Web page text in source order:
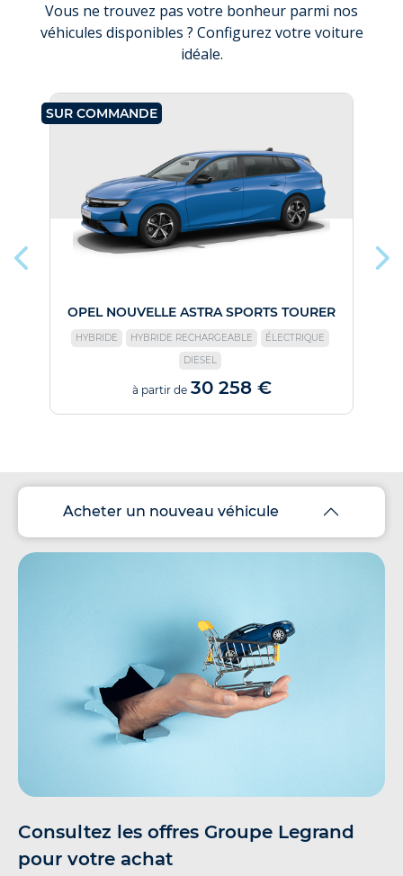
Vous ne trouvez pas votre bonheur parmi nos
véhicules disponibles ? Configurez votre voiture
idéale.
SUR COMMANDE
OPEL NOUVELLE ASTRA SPORTS TOURER
HYBRIDE HYBRIDE RECHARGEABLE
ÉLECTRIQUE
DIESEL
à partir de 30 258 €
Acheter un nouveau véhicule
Consultez les offres Groupe Legrand
pour votre achat